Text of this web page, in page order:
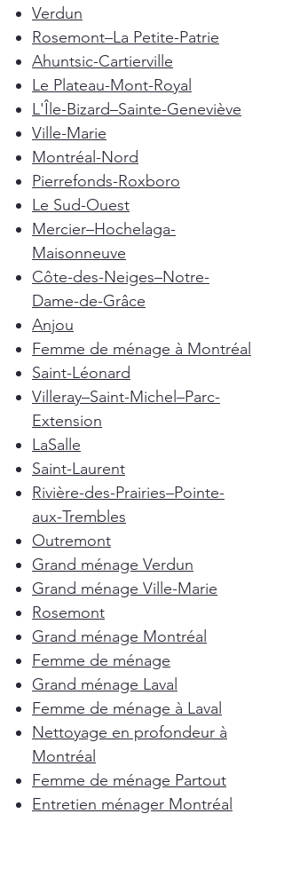
Verdun
Rosemont–La Petite-Patrie
Ahuntsic-Cartierville
Le Plateau-Mont-Royal
L'Île-Bizard–Sainte-Geneviève
Ville-Marie
Montréal-Nord
Pierrefonds-Roxboro
Le Sud-Ouest
Mercier–Hochelaga-
Maisonneuve
Côte-des-Neiges–Notre-
Dame-de-Grâce
Anjou
Femme de ménage à Montréal
Saint-Léonard
Villeray–Saint-Michel–Parc-
Extension
LaSalle
Saint-Laurent
Rivière-des-Prairies–Pointe-
aux-Trembles
Outremont
Grand ménage Verdun
Grand ménage Ville-Marie
Rosemont
Grand ménage Montréal
Femme de ménage
Grand ménage Laval
Femme de ménage à Laval
Nettoyage en profondeur à
Montréal
Femme de ménage Partout
Entretien ménager Montréal